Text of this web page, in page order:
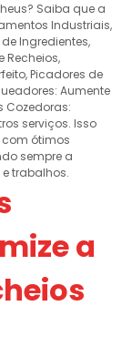
Saiba que a
Industriais,
Ingredientes,
Recheios,
Picadores de
Aumente
Cozedoras:
serviços. Isso
ótimos
sempre a
trabalhos.
a